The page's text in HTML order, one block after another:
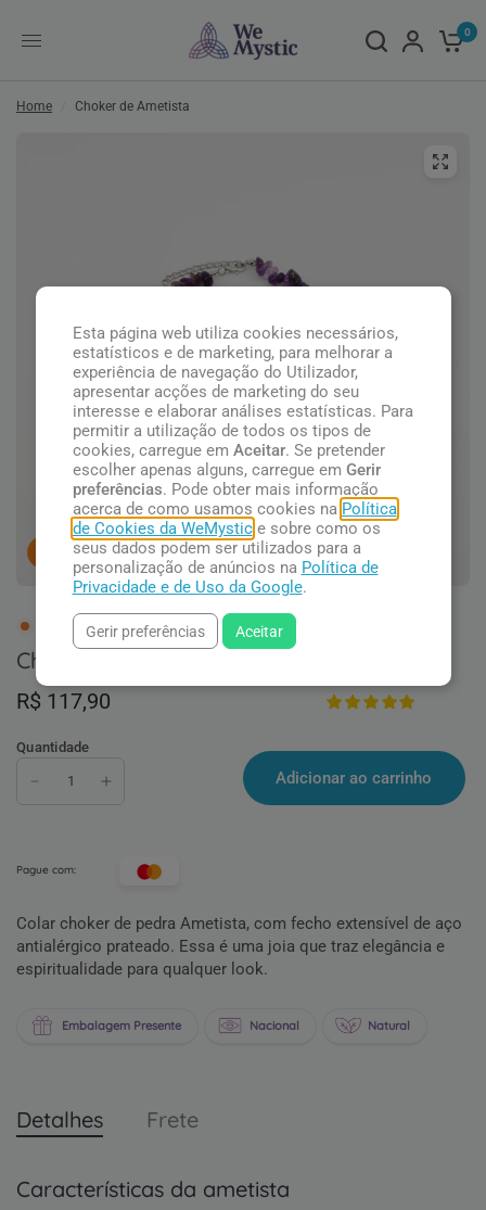
0
Home Choker de Ametista
pessoas concluindo esta compra.
3 em estoque
Choker de Ametista
R$ 117,90
Quantidade
Adicionar ao carrinho
Pague com:
Colar choker de pedra Ametista, com fecho extensível de aço
antialérgico prateado. Essa é uma joia que traz elegância e
espiritualidade para qualquer look.
Embalagem Presente Nacional Natural
Detalhes Frete
características da ametista
Esta página web utiliza cookies necessários,
estatísticos e de marketing, para melhorar a
experiência de navegação do Utilizador,
apresentar acções de marketing do seu
interesse e elaborar análises estatísticas. Para
permitir a utilização de todos os tipos de
cookies, carregue em Aceitar. Se pretender
escolher apenas alguns, carregue em Gerir
preferências. Pode obter mais informação
acerca de como usamos cookies na Política
de Cookies da WeMystice sobre como os
seus dados podem ser utilizados para a
personalização de anúncios na Política de
Privacidade e de Uso da Google.
Gerir preferências Aceitar